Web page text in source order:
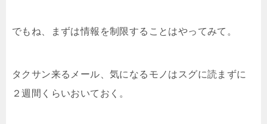
でもね、まずは情報を制限することはやってみて。
タクサン来るメール、気になるモノはスグに読まずに
２週間くらいおいておく。